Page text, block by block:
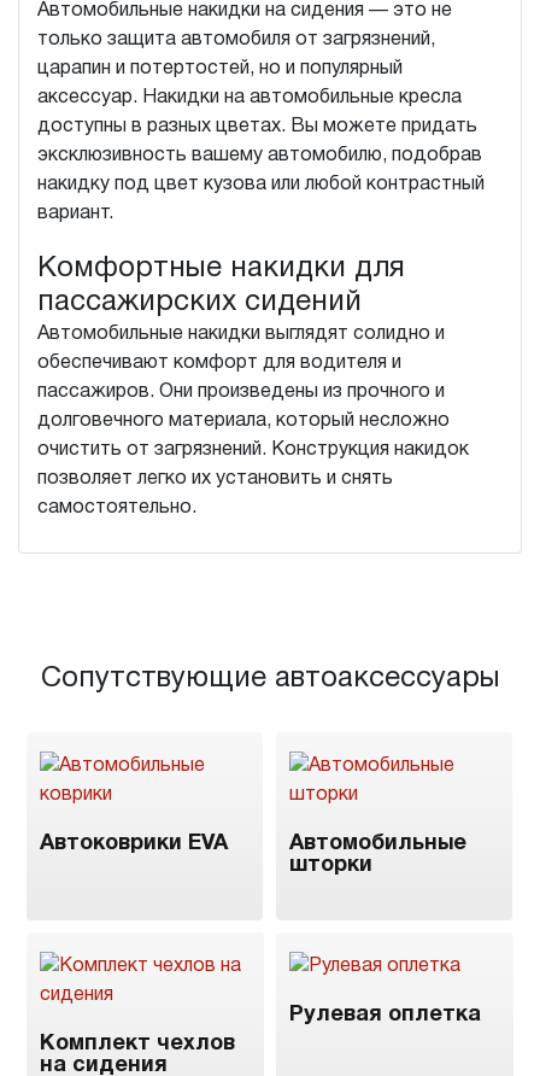
Автомобильные накидки на сидения — это не
только защита автомобиля от загрязнений,
царапин и потертостей, но и популярный
аксессуар. Накидки на автомобильные кресла
доступны в разных цветах. Вы можете придать
эксклюзивность вашему автомобилю, подобрав
накидку под цвет кузова или любой контрастный
вариант.
Комфортные накидки для
пассажирских сидений
Автомобильные накидки выглядят солидно и
обеспечивают комфорт для водителя и
пассажиров. Они произведены из прочного и
долговечного материала, который несложно
очистить от загрязнений. Конструкция накидок
позволяет легко их установить и снять
самостоятельно.
Сопутствующие автоаксессуары
Автоковрики EVA
Автомобильные
шторки
Комплект чехлов
на сидения
Рулевая оплетка